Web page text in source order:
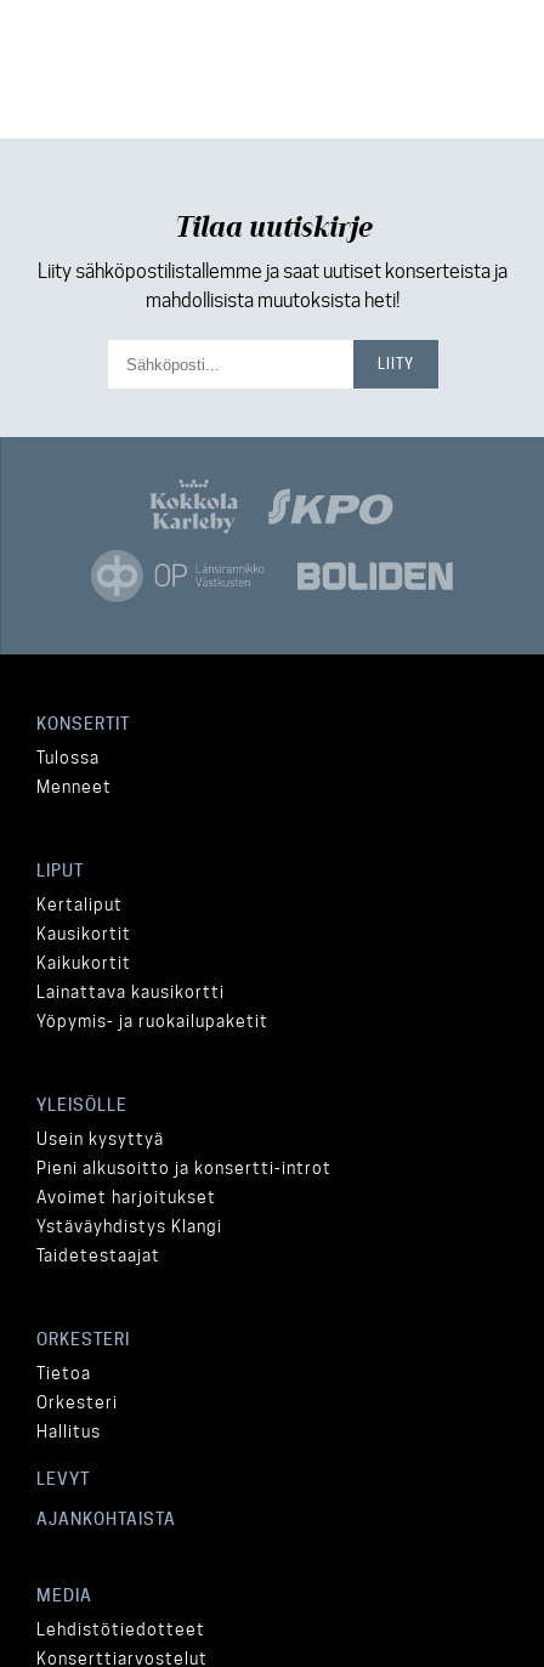
Tilaa uutiskirje
Liity sähköpostilistallemme ja saat uutiset konserteista ja
mahdollisista muutoksista heti!
KONSERTIT
Tulossa
Menneet
LIPUT
Kertaliput
Kausikortit
Kaikukortit
Lainattava kausikortti
Yöpymis- ja ruokailupaketit
YLEISÖLLE
Usein kysyttyä
Pieni alkusoitto ja konsertti-introt
Avoimet harjoitukset
Ystäväyhdistys Klangi
Taidetestaajat
ORKESTERI
Tietoa
Orkesteri
Hallitus
LEVYT
AJANKOHTAISTA
MEDIA
Lehdistötiedotteet
Konserttiarvostelut